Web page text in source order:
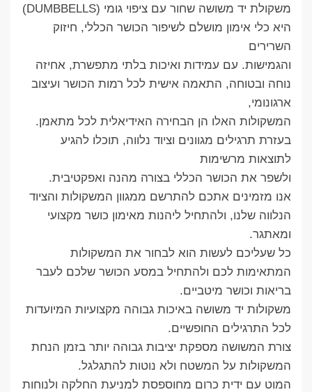
משקולת יד משושה שחור עם ציפוי גומי (DUMBBELLS)
היא כלי אימון מושלם לשיפור הכושר הכללי, חיזוק
השרירים
והגמישות. עם עמידות ואיכות בלתי מתפשרת, אחיזה
נוחה ובטוחה, התאמה אישית לכל רמות הכושר ועיצוב
ארגונומי,
המשקולות האלו הן הבחירה האידיאלית לכל מתאמן.
בעזרת תרגילים מגוונים וציוד נלווה, תוכלו להגיע
לתוצאות מרשימות
ולשפר את הכושר הכללי בצורה מהנה ואפקטיבית.
אנו מזמינים אתכם להתרשם ממגוון המשקולות והציוד
הנלווה שלנו, ולהתחיל ליהנות מאימון כושר מקצועי
ומאתגר.
כל שעליכם לעשות הוא לבחור את המשקולות
המתאימות לכם ולהתחיל במסע הכושר שלכם לעבר
בריאות וכושר מיטביים.
משקולות יד משושה באיכות גבוהה מקצועיות המיועדות
לכל התרגילים החופשיים.
צורת המשושה מספקת יציבות גבוהה יותר בזמן הנחת
המשקולות על המשטח ולא נוטות להתגלגל.
המוט עם ידית כרום מחוספסת למניעת החלקה ולנוחות